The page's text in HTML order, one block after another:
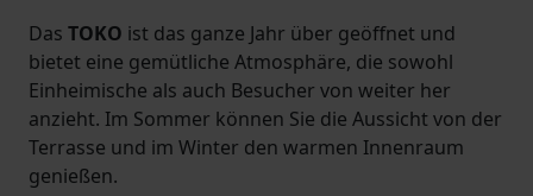
Das TOKO ist das ganze Jahr über geöffnet und
bietet eine gemütliche Atmosphäre, die sowohl
Einheimische als auch Besucher von weiter her
anzieht. Im Sommer können Sie die Aussicht von der
Terrasse und im Winter den warmen Innenraum
genießen.